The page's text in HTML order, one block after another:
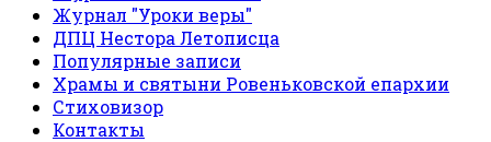
Журнал "Уроки веры"
ДПЦ Нестора Летописца
Популярные записи
Храмы и святыни Ровеньковской епархии
Стиховизор
Контакты